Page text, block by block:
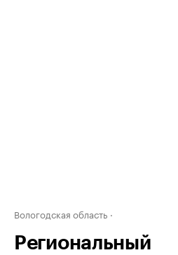
Вологодская область
Региональный